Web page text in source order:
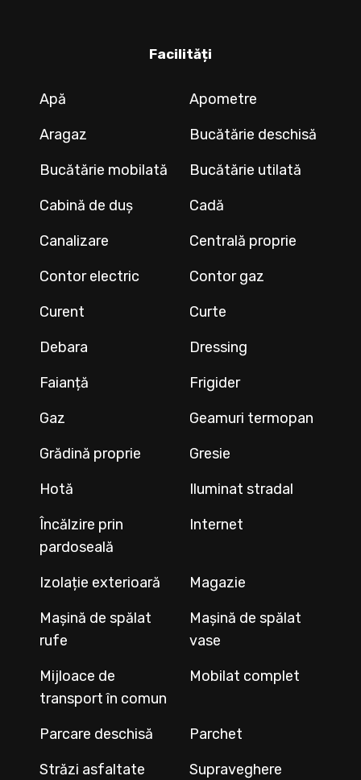
Facilități
Apă
Apometre
Aragaz
Bucătărie deschisă
Bucătărie mobilată
Bucătărie utilată
Cabină de duș
Cadă
Canalizare
Centrală proprie
Contor electric
Contor gaz
Curent
Curte
Debara
Dressing
Faianță
Frigider
Gaz
Geamuri termopan
Grădină proprie
Gresie
Hotă
Iluminat stradal
Încălzire prin
pardoseală
Internet
Izolație exterioară
Magazie
Mașină de spălat
rufe
Mașină de spălat
vase
Mijloace de
transport în comun
Mobilat complet
Parcare deschisă
Parchet
Străzi asfaltate
Supraveghere